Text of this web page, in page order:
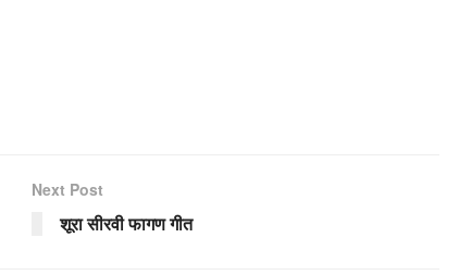
Next Post
शूरा सीरवी फागण गीत